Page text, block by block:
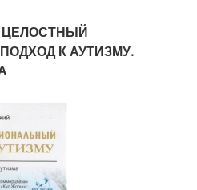
ЦЕЛОСТНЫЙ
К АУТИЗМУ.